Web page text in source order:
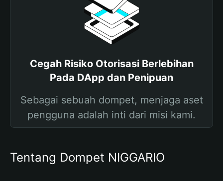
Cegah Risiko Otorisasi Berlebihan
Pada DApp dan Penipuan
Sebagai sebuah dompet, menjaga aset
pengguna adalah inti dari misi kami.
Tentang Dompet NIGGARIO